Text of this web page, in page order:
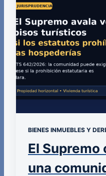
BIENES INMUEBLES Y
El
una